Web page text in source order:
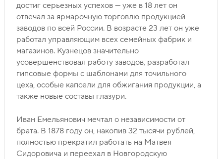
достиг серьезных успехов — уже в 18 лет он
отвечал за ярмарочную торговлю продукцией
заводов по всей России. В возрасте 23 лет он уже
работал управляющим всех семейных фабрик и
магазинов. Кузнецов значительно
усовершенствовал работу заводов, разработал
гипсовые формы с шаблонами для точильного
цеха, особые капсели для обжигания продукции, а
также новые составы глазури.
Иван Емельянович мечтал о независимости от
брата. В 1878 году он, накопив 32 тысячи рублей,
полностью прекратил работать на Матвея
Сидоровича и переехал в Новгородскую